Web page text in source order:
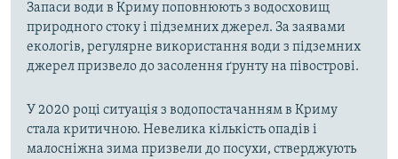
Запаси води в Криму поповнюють з водосховищ
природного стоку і підземних джерел. За заявами
екологів, регулярне використання води з підземних
джерел призвело до засолення ґрунту на півострові.
У 2020 році ситуація з водопостачанням в Криму
стала критичною. Невелика кількість опадів і
малосніжна зима призвели до посухи, стверджують